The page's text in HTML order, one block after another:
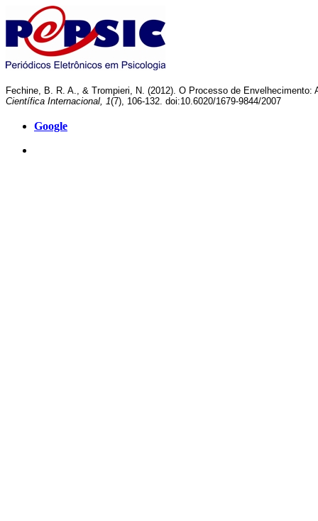
Fechine, B. R. A., & Trompieri, N. (2012). O Processo de
Científica Internacional, 1(7), 106-132. doi:10.6020/1679-9844/2007
Google